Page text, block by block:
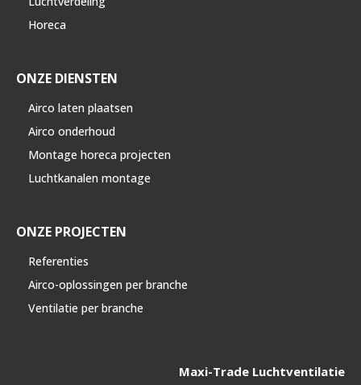
Horeca
ONZE DIENSTEN
Airco laten plaatsen
Airco onderhoud
Montage horeca projecten
Luchtkanalen montage
ONZE PROJECTEN
Referenties
Airco-oplossingen per branche
Ventilatie per branche
Maxi-Trade Luchtventilatie